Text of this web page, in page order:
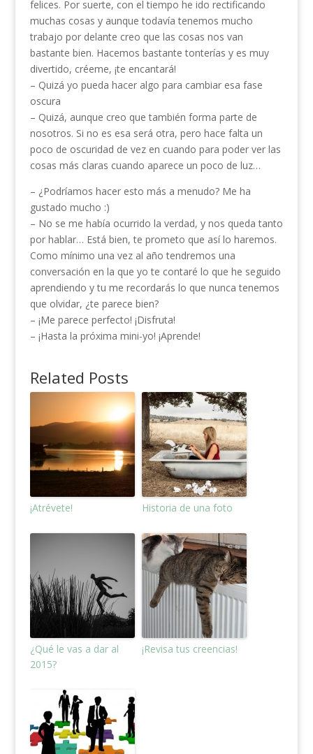
felices. Por suerte, con el tiempo he ido rectificando
muchas cosas y aunque todavía tenemos mucho
trabajo por delante creo que las cosas nos van
bastante bien. Hacemos bastante tonterías y es muy
divertido, créeme, ¡te encantará!
– Quizá yo pueda hacer algo para cambiar esa fase
oscura
– Quizá, aunque creo que también forma parte de
nosotros. Si no es esa será otra, pero hace falta un
poco de oscuridad de vez en cuando para poder ver las
cosas más claras cuando aparece un poco de luz…
– ¿Podríamos hacer esto más a menudo? Me ha
gustado mucho :)
– No se me había ocurrido la verdad, y nos queda tanto
por hablar… Está bien, te prometo que así lo haremos.
Como mínimo una vez al año tendremos una
conversación en la que yo te contaré lo que he seguido
aprendiendo y tu me recordarás lo que nunca tenemos
que olvidar, ¿te parece bien?
– ¡Me parece perfecto! ¡Disfruta!
– ¡Hasta la próxima mini-yo! ¡Aprende!
Related Posts
¡Atrévete! Historia de una foto
¿Qué le vas a dar al
2015?
¡Revisa tus creencias!